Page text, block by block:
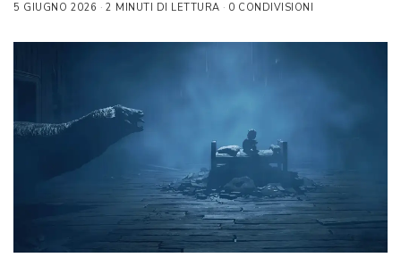
5 GIUGNO 2026 2 MINUTI DI LETTURA 0 CONDIVISIONI